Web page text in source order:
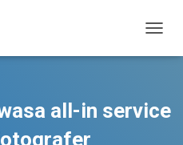
O
E
all-in service